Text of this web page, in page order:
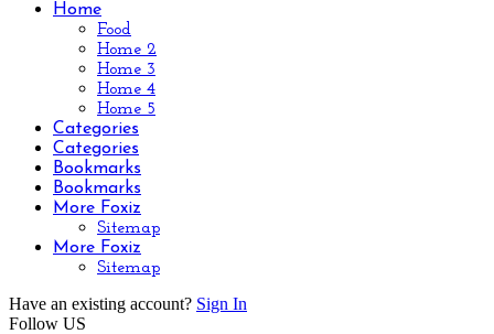
Home
Food
Home 2
Home 3
Home 4
Home 5
Categories
Categories
Bookmarks
Bookmarks
More Foxiz
Sitemap
More Foxiz
Sitemap
Have an existing account? Sign In
Follow US